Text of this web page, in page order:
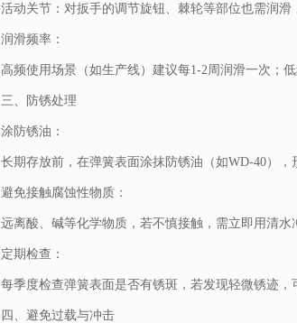
活动关节：对扳手的调节旋钮、棘轮等部位也需润滑
润滑频率：
高频使用场景（如生产线）建议每1-2周润滑一次；
三、防锈处理
涂防锈油：
长期存放前，在弹簧表面涂抹防锈油（如WD-40），
避免接触腐蚀性物质：
远离酸、碱等化学物质，若不慎接触，需立即用清水
定期检查：
每季度检查弹簧表面是否有锈斑，若发现轻微锈迹，
四、避免过载与冲击